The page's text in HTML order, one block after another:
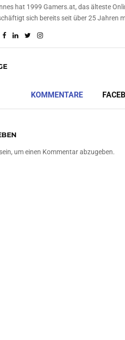
hat 1999 Gamers.at, das älteste
sich bereits seit über 25 Jahren
KOMMENTARE
sein, um einen Kommentar abzugeben.